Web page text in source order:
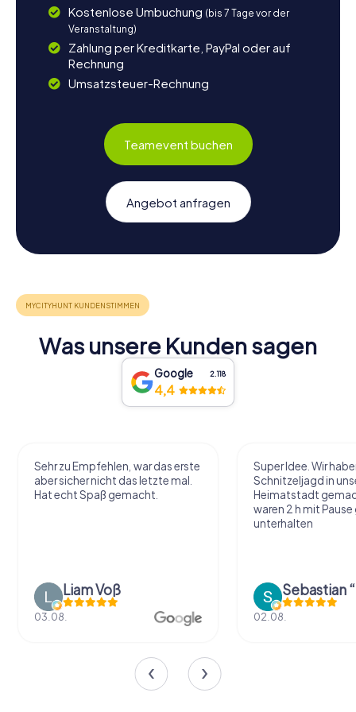
Kostenlose Umbuchung (bis 7 Tage vor der
Veranstaltung)
Zahlung per Kreditkarte, PayPal oder auf
Rechnung
Umsatzsteuer-Rechnung
Teamevent buchen
Angebot anfragen
Was unsere Kunden sagen
Google 2.118
4,4
Sehr zu Empfehlen, war das erste
aber sicher nicht das letzte mal.
Hat echt Spaß gemacht.
Liam Voß
03.08.
Super Idee. Wir
Schnitzeljagd in
Heimatstadt
waren 2 h mit
unterhalten
02.08.